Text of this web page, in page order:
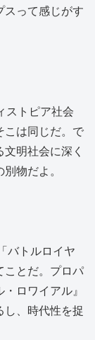
って感じがす
ストピア社会
こは同じだ。で
明社会に深く
物だよ。
バトルロイヤ
ことだ。プロパ
ロワイアル』
、時代性を捉